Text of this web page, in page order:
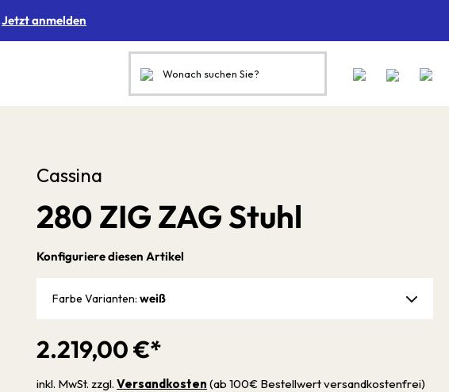
Jetzt anmelden
Cassina
280 ZIG ZAG Stuhl
2.219,00 €*
inkl. MwSt. zzgl. Versandkosten (ab 100€ Bestellwert versandkostenfrei)
Konfiguriere diesen Artikel
Farbe Varianten: weiß